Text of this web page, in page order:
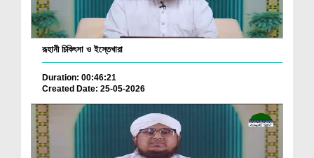
রূহানী চিকিৎসা ও ইস্তেখারা
Duration: 00:46:21
Created Date: 25-05-2026